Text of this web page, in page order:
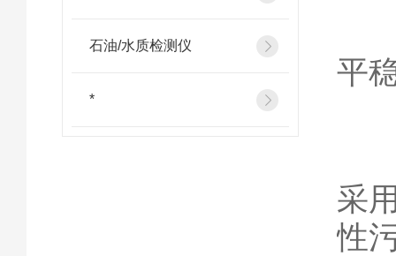
石油/水质检测仪
*
平
采
性